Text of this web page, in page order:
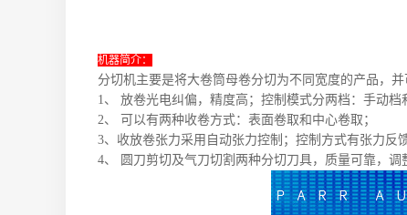
机器简介：
分切机主要是将大卷筒母卷分切为不同宽度的产品，
1、 放卷光电纠偏，精度高；控制模式分两档：手动档
2、 可以有两种收卷方式：表面卷取和中心卷取；
3、收放卷张力采用自动张力控制；控制方式有张力反
4、 圆刀剪切及气刀切割两种分切刀具，质量可靠，调